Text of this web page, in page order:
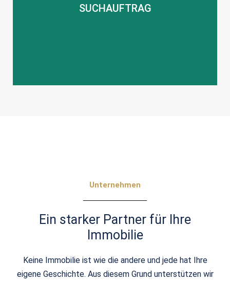
SUCHAUFTRAG
gefunden? Wir unterstützen Sie bei der Suche.
Unternehmen
Ein starker Partner für Ihre
Immobilie
Keine Immobilie ist wie die andere und jede hat Ihre
eigene Geschichte. Aus diesem Grund unterstützen wir